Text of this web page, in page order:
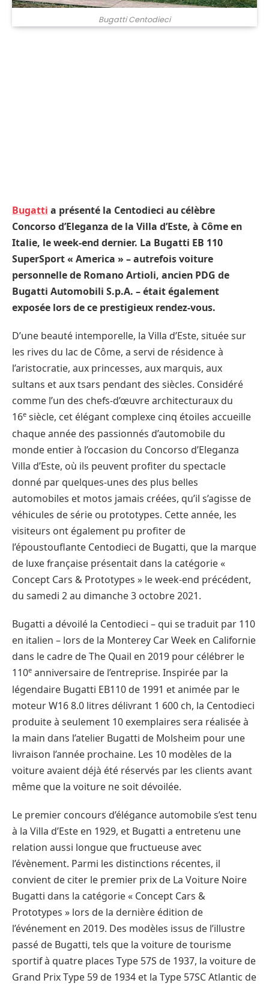
Bugatti Centodieci
Bugatti a présenté la Centodieci au célèbre
Concorso d’Eleganza de la Villa d’Este, à Côme en
Italie, le week-end dernier. La Bugatti EB 110
SuperSport « America » – autrefois voiture
personnelle de Romano Artioli, ancien PDG de
Bugatti Automobili S.p.A. – était également
exposée lors de ce prestigieux rendez-vous.
D’une beauté intemporelle, la Villa d’Este, située sur
les rives du lac de Côme, a servi de résidence à
l’aristocratie, aux princesses, aux marquis, aux
sultans et aux tsars pendant des siècles. Considéré
comme l’un des chefs-d’œuvre architecturaux du
16e siècle, cet élégant complexe cinq étoiles accueille
chaque année des passionnés d’automobile du
monde entier à l’occasion du Concorso d’Eleganza
Villa d’Este, où ils peuvent profiter du spectacle
donné par quelques-unes des plus belles
automobiles et motos jamais créées, qu’il s’agisse de
véhicules de série ou prototypes. Cette année, les
visiteurs ont également pu profiter de
l’époustouflante Centodieci de Bugatti, que la marque
de luxe française présentait dans la catégorie «
Concept Cars & Prototypes » le week-end précédent,
du samedi 2 au dimanche 3 octobre 2021.
Bugatti a dévoilé la Centodieci – qui se traduit par 110
en italien – lors de la Monterey Car Week en Californie
dans le cadre de The Quail en 2019 pour célébrer le
110e anniversaire de l’entreprise. Inspirée par la
légendaire Bugatti EB110 de 1991 et animée par le
moteur W16 8.0 litres délivrant 1 600 ch, la Centodieci
produite à seulement 10 exemplaires sera réalisée à
la main dans l’atelier Bugatti de Molsheim pour une
livraison l’année prochaine. Les 10 modèles de la
voiture avaient déjà été réservés par les clients avant
même que la voiture ne soit dévoilée.
Le premier concours d’élégance automobile s’est tenu
à la Villa d’Este en 1929, et Bugatti a entretenu une
relation aussi longue que fructueuse avec
l’évènement. Parmi les distinctions récentes, il
convient de citer le premier prix de La Voiture Noire
Bugatti dans la catégorie « Concept Cars &
Prototypes » lors de la dernière édition de
l’événement en 2019. Des modèles issus de l’illustre
passé de Bugatti, tels que la voiture de tourisme
sportif à quatre places Type 57S de 1937, la voiture de
Grand Prix Type 59 de 1934 et la Type 57SC Atlantic de